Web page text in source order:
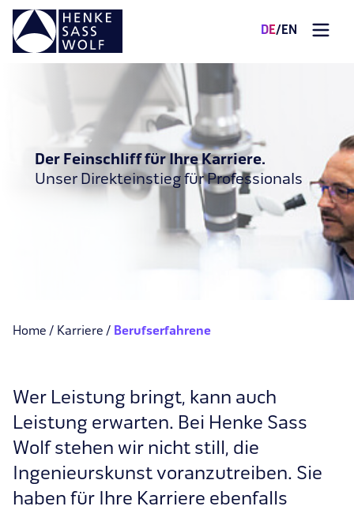
DE/ EN
Der Feinschliff für Ihre Karriere.
Unser Direkteinstieg für Professionals
Home Karriere Berufserfahrene
Wer Leistung bringt, kann auch
Leistung erwarten. Bei Henke Sass
Wolf stehen wir nicht still, die
Ingenieurskunst voranzutreiben. Sie
haben für Ihre Karriere ebenfalls